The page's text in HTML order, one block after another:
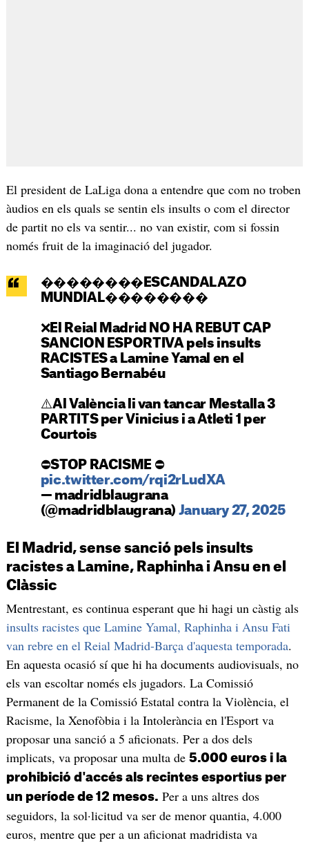
El president de LaLiga dona a entendre que com no troben
àudios en els quals se sentin els insults o com el director
de partit no els va sentir... no van existir, com si fossin
només fruit de la imaginació del jugador.
��������ESCANDALAZO
MUNDIAL��������
❌El Reial Madrid NO HA REBUT CAP
SANCION ESPORTIVA pels insults
RACISTES a Lamine Yamal en el
Santiago Bernabéu
⚠️Al València li van tancar Mestalla 3
PARTITS per Vinicius i a Atleti 1 per
Courtois
⛔STOP RACISME ⛔
pic.twitter.com/rqi2rLudXA
— madridblaugrana
(@madridblaugrana) January 27, 2025
El Madrid, sense sanció pels insults
racistes a Lamine, Raphinha i Ansu en el
Clàssic
Mentrestant, es continua esperant que hi hagi un càstig als
insults racistes que Lamine Yamal, Raphinha i Ansu Fati
van rebre en el Reial Madrid-Barça d'aquesta temporada.
En aquesta ocasió sí que hi ha documents audiovisuals, no
els van escoltar només els jugadors. La Comissió
Permanent de la Comissió Estatal contra la Violència, el
Racisme, la Xenofòbia i la Intolerància en l'Esport va
proposar una sanció a 5 aficionats. Per a dos dels
implicats, va proposar una multa de 5.000 euros i la
prohibició d'accés als recintes esportius per
un període de 12 mesos. Per a uns altres dos
seguidors, la sol·licitud va ser de menor quantia, 4.000
euros, mentre que per a un aficionat madridista va